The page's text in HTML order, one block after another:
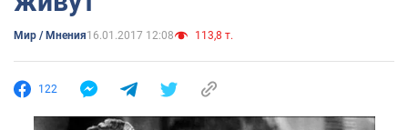
Мир / Мнения16.01.2017 12:08 113,8 т.
122